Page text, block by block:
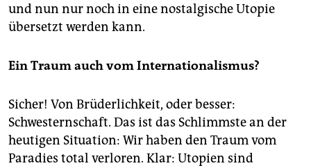
und nun nur noch in eine nostalgische Utopie
übersetzt werden kann.
Ein Traum auch vom Internationalismus?
Sicher! Von Brüderlichkeit, oder besser:
Schwesternschaft. Das ist das Schlimmste an der
heutigen Situation: Wir haben den Traum vom
Paradies total verloren. Klar: Utopien sind